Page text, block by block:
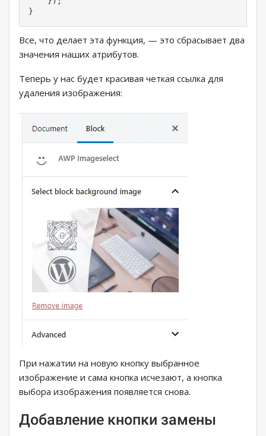
}
Все, что делает эта функция, — это сбрасывает два
значения наших атрибутов.
Теперь у нас будет красивая четкая ссылка для
удаления изображения:
При нажатии на новую кнопку выбранное
изображение и сама кнопка исчезают, а кнопка
выбора изображения появляется снова.
Добавление кнопки замены